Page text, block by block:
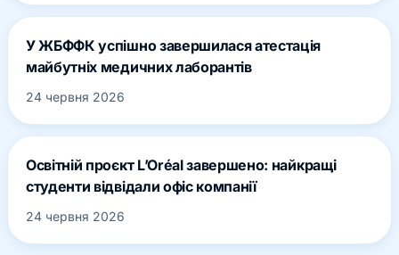
У ЖБФФК успішно завершилася атестація
майбутніх медичних лаборантів
24 червня 2026
Освітній проєкт L’Oréal завершено: найкращі
студенти відвідали офіс компанії
24 червня 2026